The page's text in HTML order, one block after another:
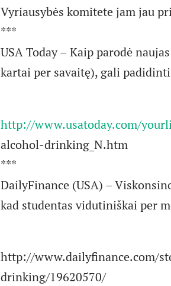
Vyriausybės komitete jam jau
***
USA Today – Kaip parodė
kartai per savaitę), gali
http://www.usatoday.com/
alcohol-drinking_N.htm
***
DailyFinance (USA) –
kad studentas vidutiniškai per
http://www.dailyfinance.com/
drinking/19620570/